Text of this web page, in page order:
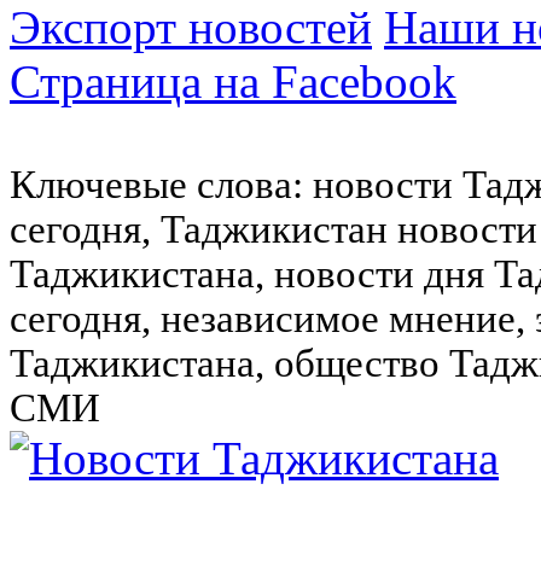
Экспорт новостей Наши
Страница на Facebook
Ключевые слова: новости
сегодня, Таджикистан
Таджикистана, новости дня
сегодня, независимое
Таджикистана, общество
СМИ